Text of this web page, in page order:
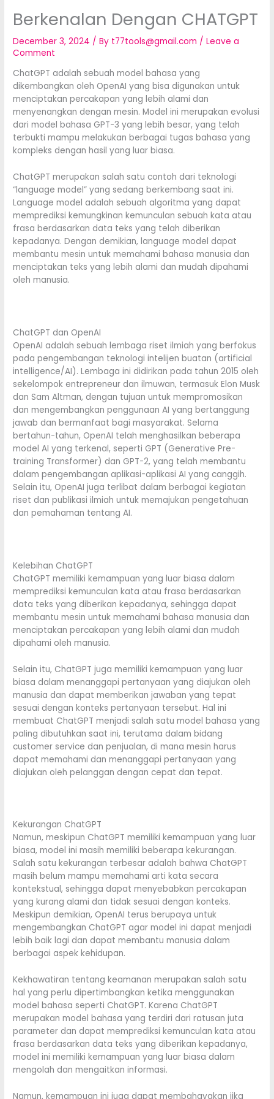
Berkenalan Dengan CHATGPT
December 3, 2024 / By t77tools@gmail.com /Leave a
Comment
ChatGPT adalah sebuah model bahasa yang
dikembangkan oleh OpenAI yang bisa digunakan untuk
menciptakan percakapan yang lebih alami dan
menyenangkan dengan mesin. Model ini merupakan evolusi
dari model bahasa GPT-3 yang lebih besar, yang telah
terbukti mampu melakukan berbagai tugas bahasa yang
kompleks dengan hasil yang luar biasa.
ChatGPT merupakan salah satu contoh dari teknologi
“language model” yang sedang berkembang saat ini.
Language model adalah sebuah algoritma yang dapat
memprediksi kemungkinan kemunculan sebuah kata atau
frasa berdasarkan data teks yang telah diberikan
kepadanya. Dengan demikian, language model dapat
membantu mesin untuk memahami bahasa manusia dan
menciptakan teks yang lebih alami dan mudah dipahami
oleh manusia.
ChatGPT dan OpenAI
OpenAI adalah sebuah lembaga riset ilmiah yang berfokus
pada pengembangan teknologi intelijen buatan (artificial
intelligence/AI). Lembaga ini didirikan pada tahun 2015 oleh
sekelompok entrepreneur dan ilmuwan, termasuk Elon Musk
dan Sam Altman, dengan tujuan untuk mempromosikan
dan mengembangkan penggunaan AI yang bertanggung
jawab dan bermanfaat bagi masyarakat. Selama
bertahun-tahun, OpenAI telah menghasilkan beberapa
model AI yang terkenal, seperti GPT (Generative Pre-
training Transformer) dan GPT-2, yang telah membantu
dalam pengembangan aplikasi-aplikasi AI yang canggih.
Selain itu, OpenAI juga terlibat dalam berbagai kegiatan
riset dan publikasi ilmiah untuk memajukan pengetahuan
dan pemahaman tentang AI.
Kelebihan ChatGPT
ChatGPT memiliki kemampuan yang luar biasa dalam
memprediksi kemunculan kata atau frasa berdasarkan
data teks yang diberikan kepadanya, sehingga dapat
membantu mesin untuk memahami bahasa manusia dan
menciptakan percakapan yang lebih alami dan mudah
dipahami oleh manusia.
Selain itu, ChatGPT juga memiliki kemampuan yang luar
biasa dalam menanggapi pertanyaan yang diajukan oleh
manusia dan dapat memberikan jawaban yang tepat
sesuai dengan konteks pertanyaan tersebut. Hal ini
membuat ChatGPT menjadi salah satu model bahasa yang
paling dibutuhkan saat ini, terutama dalam bidang
customer service dan penjualan, di mana mesin harus
dapat memahami dan menanggapi pertanyaan yang
diajukan oleh pelanggan dengan cepat dan tepat.
Kekurangan ChatGPT
Namun, meskipun ChatGPT memiliki kemampuan yang luar
biasa, model ini masih memiliki beberapa kekurangan.
Salah satu kekurangan terbesar adalah bahwa ChatGPT
masih belum mampu memahami arti kata secara
kontekstual, sehingga dapat menyebabkan percakapan
yang kurang alami dan tidak sesuai dengan konteks.
Meskipun demikian, OpenAI terus berupaya untuk
mengembangkan ChatGPT agar model ini dapat menjadi
lebih baik lagi dan dapat membantu manusia dalam
berbagai aspek kehidupan.
Kekhawatiran tentang keamanan merupakan salah satu
hal yang perlu dipertimbangkan ketika menggunakan
model bahasa seperti ChatGPT. Karena ChatGPT
merupakan model bahasa yang terdiri dari ratusan juta
parameter dan dapat memprediksi kemunculan kata atau
frasa berdasarkan data teks yang diberikan kepadanya,
model ini memiliki kemampuan yang luar biasa dalam
mengolah dan mengaitkan informasi.
Namun, kemampuan ini juga dapat membahayakan jika